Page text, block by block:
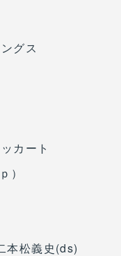
グス
カート
）
本松義史(ds)